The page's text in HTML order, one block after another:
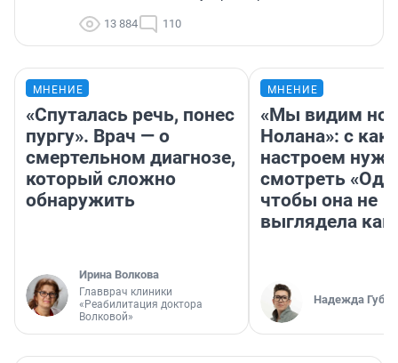
13 884 110
МНЕНИЕ
«Спуталась речь, понес
пургу». Врач — о
смертельном диагнозе,
который сложно
обнаружить
Ирина Волкова
Главврач клиники
«Реабилитация доктора
Волковой»
МНЕНИЕ
«Мы видим
Нолана»: с
настроем
смотреть
чтобы она не
выглядела как
Надежда